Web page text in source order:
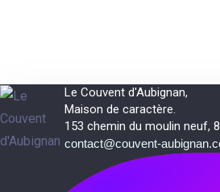
Le Couvent d'Aubignan,
Maison de caractère.
153 chemin du moulin neuf,
contact@couvent-